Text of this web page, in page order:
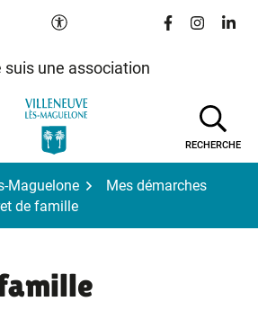
Paramètres d'accessibilité
Lien vers le
Lien vers
Lien
suis une association
RECHERCHE
Maguelone
Mes démarches
de famille